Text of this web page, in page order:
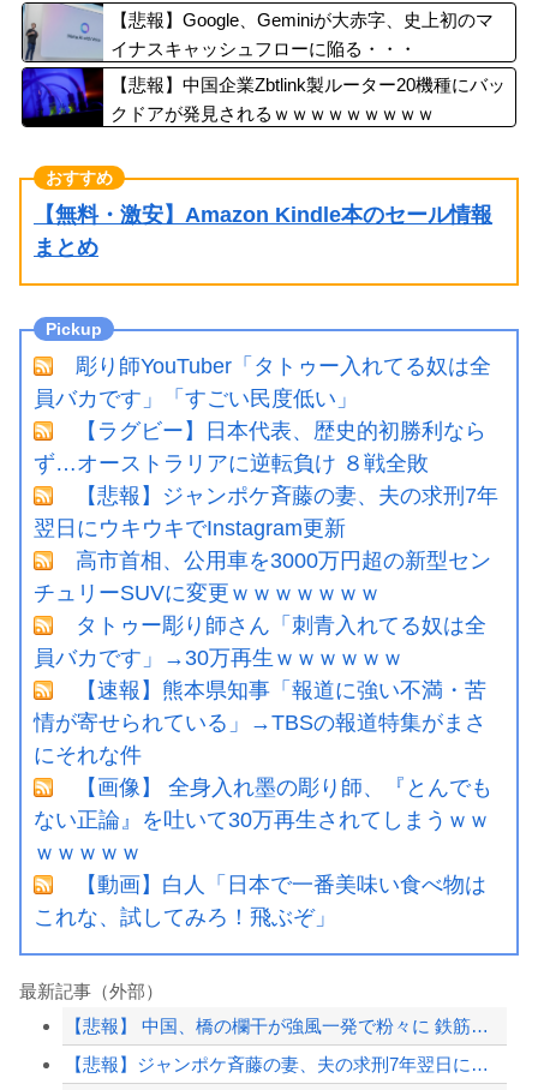
ぎに過ぎない｣との認識を示す
【悲報】Google、Geminiが大赤字、史上初のマ
イナスキャッシュフローに陥る・・・
【悲報】中国企業Zbtlink製ルーター20機種にバッ
クドアが発見されるｗｗｗｗｗｗｗｗｗ
【無料・激安】Amazon Kindle本のセール情報
まとめ
彫り師YouTuber「タトゥー入れてる奴は全
員バカです」「すごい民度低い」
【ラグビー】日本代表、歴史的初勝利なら
ず…オーストラリアに逆転負け ８戦全敗
【悲報】ジャンポケ斉藤の妻、夫の求刑7年
翌日にウキウキでInstagram更新
高市首相、公用車を3000万円超の新型セン
チュリーSUVに変更ｗｗｗｗｗｗｗ
タトゥー彫り師さん「刺青入れてる奴は全
員バカです」→30万再生ｗｗｗｗｗｗ
【速報】熊本県知事「報道に強い不満・苦
情が寄せられている」→TBSの報道特集がまさ
にそれな件
【画像】 全身入れ墨の彫り師、『とんでも
ない正論』を吐いて30万再生されてしまうｗｗ
ｗｗｗｗｗ
【動画】白人「日本で一番美味い食べ物は
これな、試してみろ！飛ぶぞ」
最新記事（外部）
【悲報】 中国、橋の欄干が強風一発で粉々に 鉄筋ゼロ 当局「接着剤でくっつけただ...
【悲報】ジャンポケ斉藤の妻、夫の求刑7年翌日にウキウキでInstagram更新